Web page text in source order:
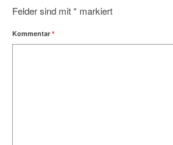
Felder sind mit* markiert
Kommentar *